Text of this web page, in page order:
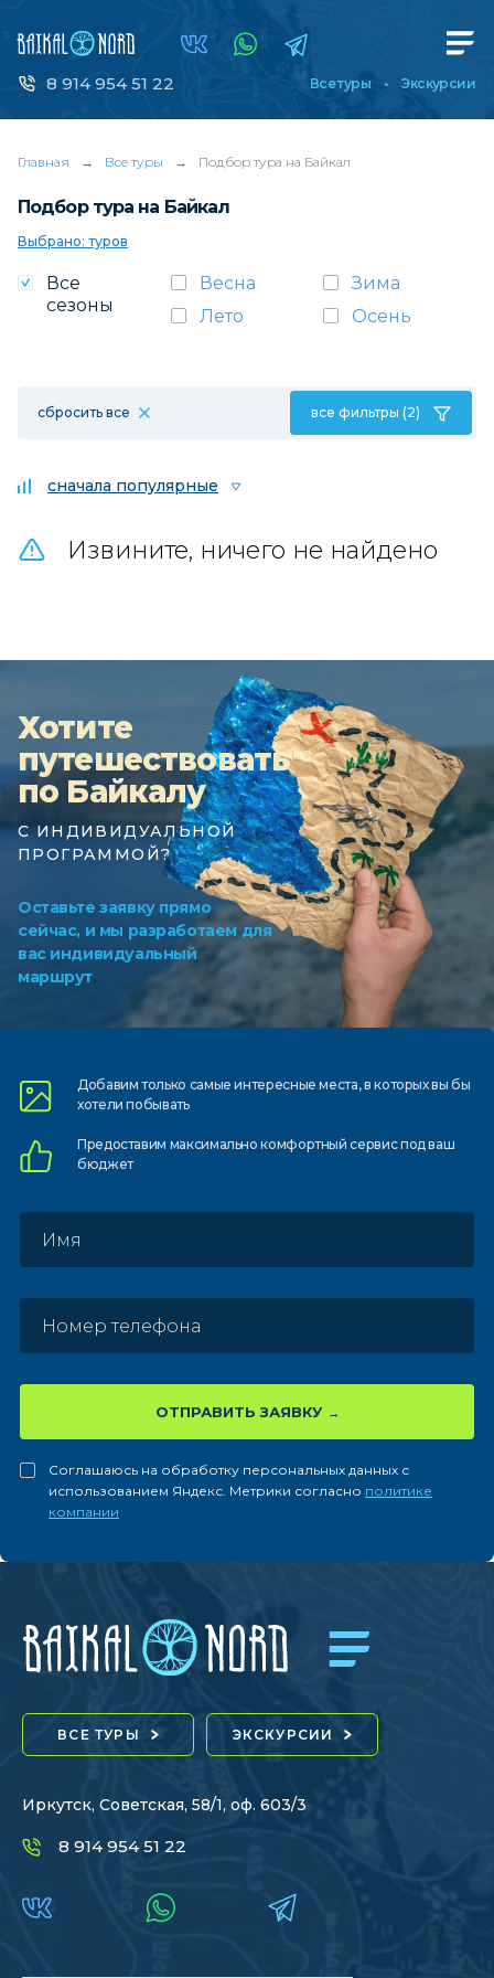
8 914 954 51 22 Все туры Экскурсии
Главная → Все туры → Подбор тура на Байкал
Подбор тура на Байкал
Выбрано: туров
Все
сезоны
Весна
Зима
Лето
Осень
сбросить все все фильтры (2)
сначала популярные
Извините, ничего не найдено
Хотите
путешествовать
по Байкалу
С ИНДИВИДУАЛЬНОЙ
ПРОГРАММОЙ?
Оставьте заявку прямо
сейчас, и мы разработаем для
вас индивидуальный
маршрут
Добавим только самыеинтересные места, в которыхвы бы
хотели побывать
Предоставим максимально комфортныйсервис под ваш
бюджет
ОТПРАВИТЬ ЗАЯВКУ
Соглашаюсь на обработку персональных данных с
использованием Яндекс. Метрики согласно политике
компании
ВСЕ ТУРЫ ЭКСКУРСИИ
Иркутск, Советская, 58/1, оф. 603/3
8 914 954 51 22